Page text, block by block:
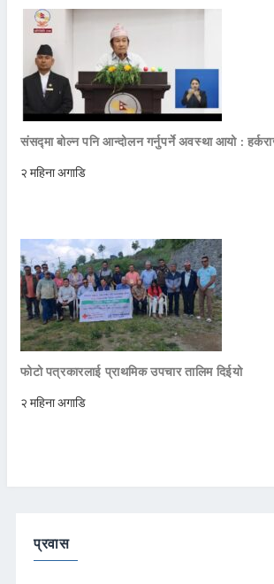
संसद्मा बोल्न पनि आन्दोलन गर्नुपर्ने अवस्था आयो :
२ महिना अगाडि
फोटो पत्रकारलाई प्राथमिक उपचार तालिम दिईयो
२ महिना अगाडि
प्रवास